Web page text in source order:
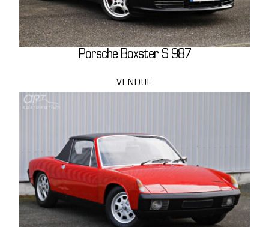
Porsche Boxster S 987
VENDUE